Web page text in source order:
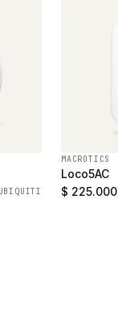
UBIQUITI
MACROTICS
Loco5AC
$ 225.000